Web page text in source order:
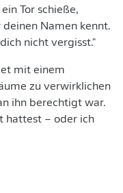
Tor schieße,
Namen kennt.
nicht vergisst."
mit einem
zu verwirklichen
ihn berechtigt war.
hattest – oder ich